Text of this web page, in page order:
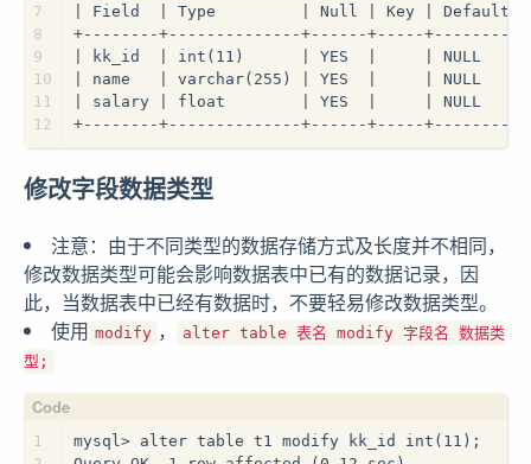
7
8
9
10
11
12
| Field  | Type         | Null | Key | Default |
+--------+--------------+------+-----+---------
| kk_id  | int(11)      | YES  |     | NULL
| name   | varchar(255) | YES  |     | NULL
| salary | float        | YES  |     | NULL
+--------+--------------+------+-----+---------
修改字段数据类型
注意：由于不同类型的数据存储方式及长度并不相同，
修改数据类型可能会影响数据表中已有的数据记录，因
此，当数据表中已经有数据时，不要轻易修改数据类型。
使用 modify ，
alter table 表名 modify 字段名 数据类
型;
1
mysql> alter table t1 modify kk_id int(11);